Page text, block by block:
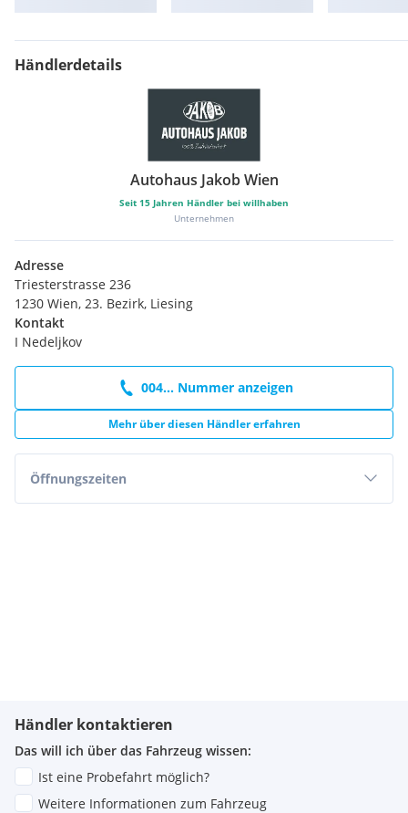
Händlerdetails
Autohaus Jakob Wien
Seit 15 Jahren Händler bei willhaben
Unternehmen
Adresse
Triesterstrasse 236
1230 Wien, 23. Bezirk, Liesing
Kontakt
I Nedeljkov
004... Nummer anzeigen
Mehr über diesen Händler erfahren
Öffnungszeiten
Händler kontaktieren
Das will ich über das Fahrzeug wissen:
Ist eine Probefahrt möglich?
Weitere Informationen zum Fahrzeug